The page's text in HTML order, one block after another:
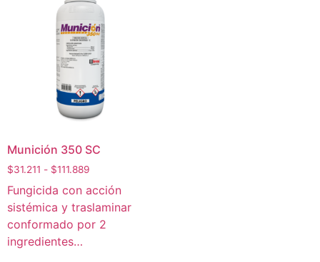
Munición 350 SC
$31.211 - $111.889
Fungicida con acción
sistémica y traslaminar
conformado por 2
ingredientes…